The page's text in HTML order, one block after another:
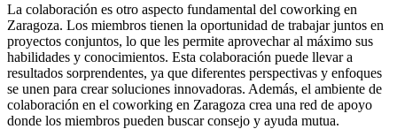
La colaboración es otro aspecto fundamental del coworking en
Zaragoza. Los miembros tienen la oportunidad de trabajar juntos en
proyectos conjuntos, lo que les permite aprovechar al máximo sus
habilidades y conocimientos. Esta colaboración puede llevar a
resultados sorprendentes, ya que diferentes perspectivas y enfoques
se unen para crear soluciones innovadoras. Además, el ambiente de
colaboración en el coworking en Zaragoza crea una red de apoyo
donde los miembros pueden buscar consejo y ayuda mutua.